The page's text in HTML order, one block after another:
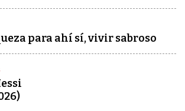
para ahí sí, vivir sabroso